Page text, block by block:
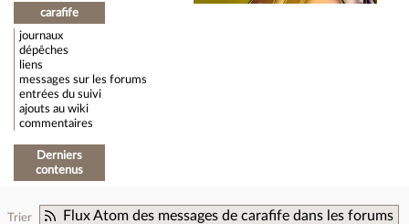
carafife
journaux
dépêches
liens
messages sur les forums
entrées du suivi
ajouts au wiki
commentaires
Derniers
contenus
Flux Atom des messages de carafife dans les forums
Trier